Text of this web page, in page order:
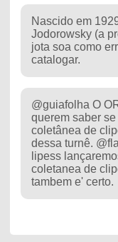
Nascido em
Jodorowsky (a
jota soa como
catalogar.
@guiafolha O
querem saber
coletânea de
dessa turnê.
lipess
coletanea de
tambem e' certo.